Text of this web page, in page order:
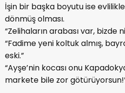
İşin bir başka boyutu ise
dönmüş olması.
“Zelihaların arabası var, bizde
“Fadime yeni koltuk almış,
eski.”
“Ayşe’nin kocası onu
markete bile zor